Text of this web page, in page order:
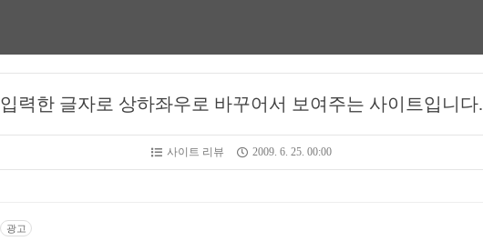
입력한 글자로 상하좌우로 바꾸어서 보여주는 사이트입니다.
사이트 리뷰 2009. 6. 25. 00:00
광고